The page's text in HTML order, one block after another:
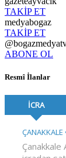
TAKİP ET
medyabogaz
TAKİP ET
ABONE OL
Resmî İlanlar